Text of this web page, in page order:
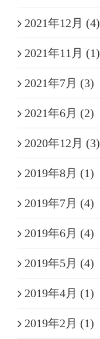
2021年12月 (4)
2021年11月 (1)
2021年7月 (3)
2021年6月 (2)
2020年12月 (3)
2019年8月 (1)
2019年7月 (4)
2019年6月 (4)
2019年5月 (4)
2019年4月 (1)
2019年2月 (1)